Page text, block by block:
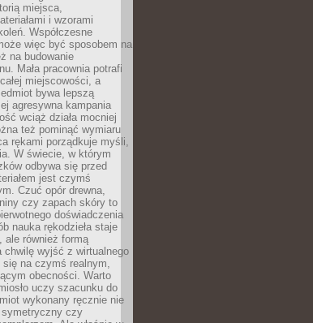
miejsca,
i wzorami
Współczesne
więc być sposobem na
na budowanie
Mała pracownia potrafi
miejscowości, a
bywa lepszą
agresywna kampania
wciąż działa mocniej
też pominąć wymiaru
rękami porządkuje myśli,
W świecie, w którym
odbywa się przed
jest czymś
Czuć opór drewna,
czy zapach skóry to
doświadczenia
nauka rękodzieła staje
ale również formą
chwilę wyjść z wirtualnego
na czymś realnym,
obecności. Warto
uczy szacunku do
wykonany ręcznie nie
symetryczny czy